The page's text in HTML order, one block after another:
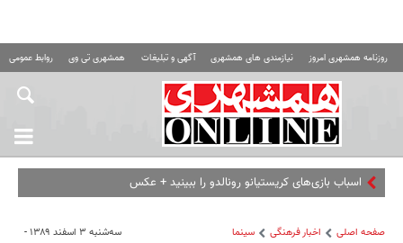
روزنامه همشهری امروز نیازمندی های همشهری آگهی و تبلیغات همشهری تی وی روابط عمومی
اسباب‌ بازی‌های کریستیانو رونالدو را ببینید + عکس
صفحه اصلی اخبار فرهنگی سینما سه‌شنبه ۳ اسفند ۱۳۸۹ -